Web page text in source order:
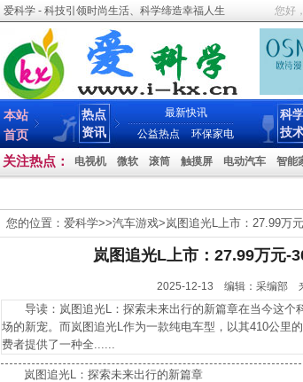
爱科学 - 科技引领时尚生活、科学缔造幸福人生 您好
本站
首页
热点
资讯
最新快讯
公益热点
环保家电
科
技
关注热点： 电视机 微软 滚筒 触摸屏 电动汽车 智能
您的位置： 爱科学>>汽车游戏>岚图追光L上市：27.99万
岚图追光L上市：27.99万元-
2025-12-13 编辑：采编部
导读：岚图追光L：探索未来出行的新篇章在当今这个
场的新宠。而岚图追光L作为一款纯电车型，以其410公里
费者提供了一种全......
岚图追光L：探索未来出行的新篇章